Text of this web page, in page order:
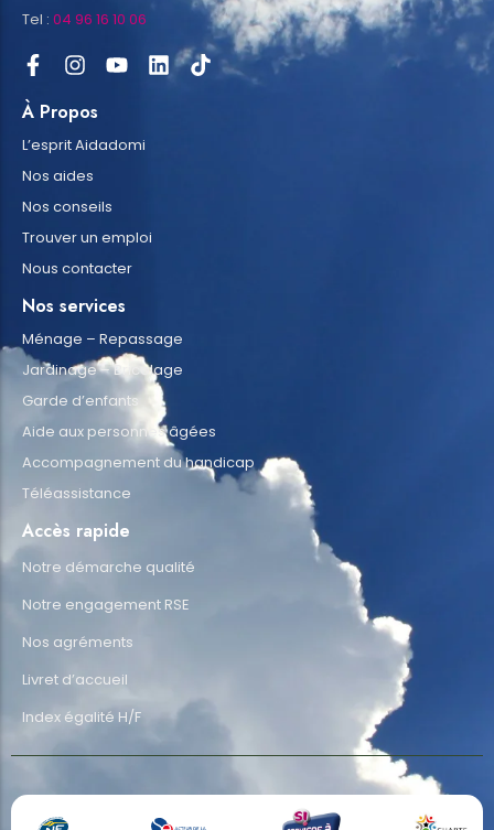
Tel : 04 96 16 10 06
À Propos
L’esprit Aidadomi
Nos aides
Nos conseils
Trouver un emploi
Nous contacter
Nos services
Ménage – Repassage
Jardinage – Bricolage
Garde d’enfants
Aide aux personnes âgées
Accompagnement du handicap
Téléassistance
Accès rapide
Notre démarche qualité
Notre engagement RSE
Nos agréments
Livret d’accueil
Index égalité H/F